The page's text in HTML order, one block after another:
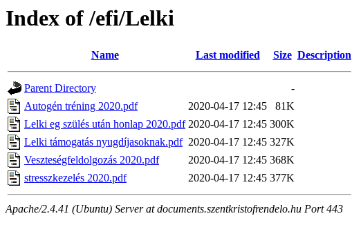
Index of /efi/Lelki
Name Last modified Size Description
Parent Directory
-
Autogén tréning 2020.pdf
2020-04-17 12:45
81K
Lelki eg szülés után honlap 2020.pdf 2020-04-17 12:45 300K
Lelki támogatás nyugdíjasoknak.pdf 2020-04-17 12:45 327K
Veszteségfeldolgozás 2020.pdf
2020-04-17 12:45 368K
stresszkezelés 2020.pdf
2020-04-17 12:45 377K
Apache/2.4.41 (Ubuntu) Server at documents.szentkristofrendelo.hu Port 443